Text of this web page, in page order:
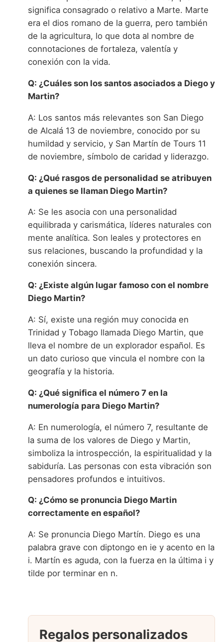
significa consagrado o relativo a Marte. Marte
era el dios romano de la guerra, pero también
de la agricultura, lo que dota al nombre de
connotaciones de fortaleza, valentía y
conexión con la vida.
Q: ¿Cuáles son los santos asociados a Diego y
Martin?
A: Los santos más relevantes son San Diego
de Alcalá 13 de noviembre, conocido por su
humildad y servicio, y San Martín de Tours 11
de noviembre, símbolo de caridad y liderazgo.
Q: ¿Qué rasgos de personalidad se atribuyen
a quienes se llaman Diego Martin?
A: Se les asocia con una personalidad
equilibrada y carismática, líderes naturales con
mente analítica. Son leales y protectores en
sus relaciones, buscando la profundidad y la
conexión sincera.
Q: ¿Existe algún lugar famoso con el nombre
Diego Martin?
A: Sí, existe una región muy conocida en
Trinidad y Tobago llamada Diego Martin, que
lleva el nombre de un explorador español. Es
un dato curioso que vincula el nombre con la
geografía y la historia.
Q: ¿Qué significa el número 7 en la
numerología para Diego Martin?
A: En numerología, el número 7, resultante de
la suma de los valores de Diego y Martin,
simboliza la introspección, la espiritualidad y la
sabiduría. Las personas con esta vibración son
pensadores profundos e intuitivos.
Q: ¿Cómo se pronuncia Diego Martin
correctamente en español?
A: Se pronuncia Diego Martín. Diego es una
palabra grave con diptongo en ie y acento en la
i. Martín es aguda, con la fuerza en la última i y
tilde por terminar en n.
Regalos personalizados